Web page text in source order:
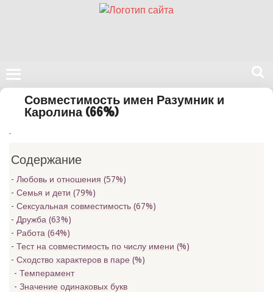
Поиск
сайте
Совместимость имен Разумник и
Каролина (66%)
.
Содержание
Любовь и отношения (57%)
Семья и дети (79%)
Сексуальная совместимость (67%)
Дружба (63%)
Работа (64%)
Тест на совместимость по числу имени (%)
Сходство характеров в паре (%)
Темперамент
Значение одинаковых букв